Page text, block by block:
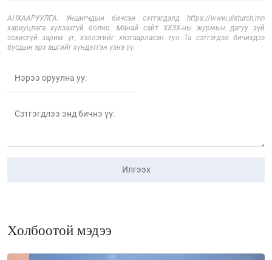
АНХААРУУЛГА: Уншигчдын бичсэн сэтгэгдэлд https://www.ulsturch.mn
хариуцлага хүлээхгүй болно. Манай сайт ХХЗХ-ны журмын дагуу зүй
зохисгүй зарим үг, хэллэгийг хязгаарласан тул Та сэтгэгдэл бичихдээ
бусдын эрх ашгийг хүндэтгэн үзнэ үү.
Илгээх
Холбоотой мэдээ